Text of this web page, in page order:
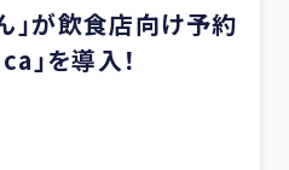
」が飲食店向け予約
」を導入！